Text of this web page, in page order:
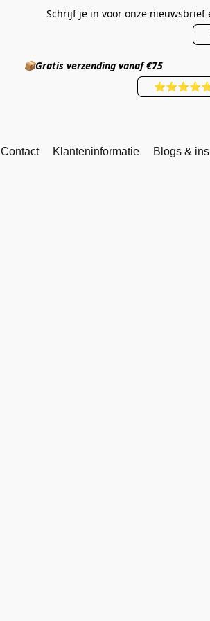
Schrijf je in voor onze nieuwsbrief
📦Gratis verzending vanaf
Contact Klanteninformatie Blogs &